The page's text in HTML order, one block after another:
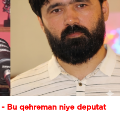
- Bu qəhrəman niyə deputat